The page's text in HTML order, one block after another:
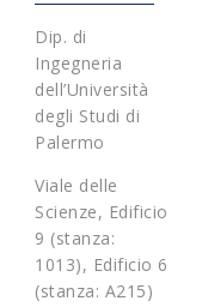
Dip. di
Ingegneria
dell’Università
degli Studi di
Palermo
Viale delle
Scienze, Edificio
9 (stanza:
1013), Edificio 6
(stanza: A215)